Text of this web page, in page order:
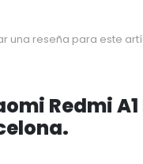
una reseña para este
Redmi A1